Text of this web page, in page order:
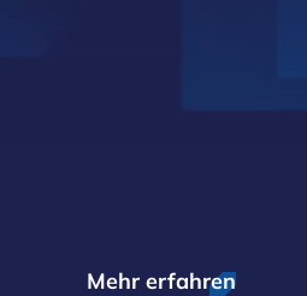
Mehr erfahren